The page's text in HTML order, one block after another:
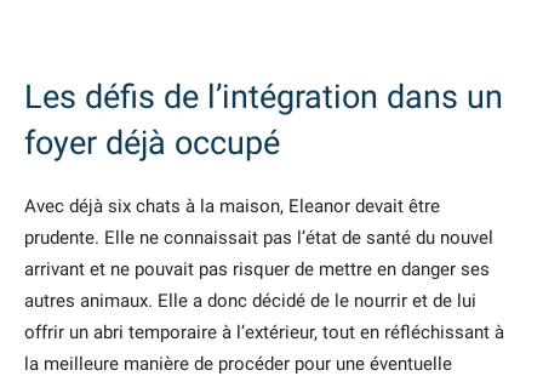
Les défis de l’intégration dans un
foyer déjà occupé
Avec déjà six chats à la maison, Eleanor devait être
prudente. Elle ne connaissait pas l’état de santé du nouvel
arrivant et ne pouvait pas risquer de mettre en danger ses
autres animaux. Elle a donc décidé de le nourrir et de lui
offrir un abri temporaire à l’extérieur, tout en réfléchissant à
la meilleure manière de procéder pour une éventuelle